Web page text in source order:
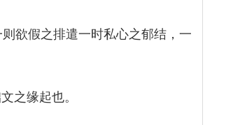
欲假之排遣一时私心之郁结，一
之缘起也。